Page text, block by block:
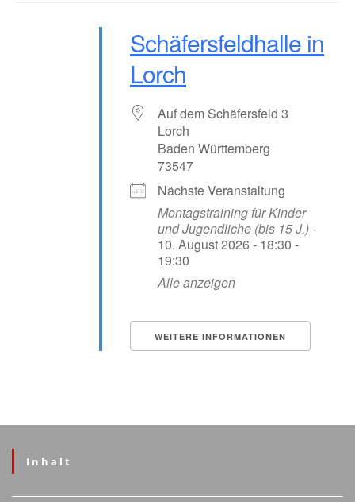
Schäfersfeldhalle in
Lorch
Auf dem Schäfersfeld 3
Lorch
Baden Württemberg
73547
Nächste Veranstaltung
Montagstraining für Kinder
und Jugendliche (bis 15 J.)-
10. August 2026 - 18:30 -
19:30
Alle anzeigen
WEITERE INFORMATIONEN
Inhalt